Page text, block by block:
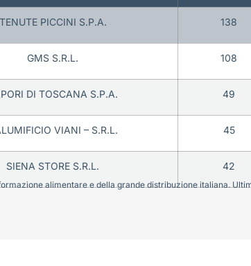
TENUTE PICCINI S.P.A. 138
GMS S.R.L. 108
DI TOSCANA S.P.A. 49
VIANI – S.R.L. 45
SIENA STORE S.R.L. 42
alimentare e della grande distribuzione italiana.